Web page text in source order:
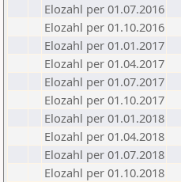
Elozahl per 01.07.2016
Elozahl per 01.10.2016
Elozahl per 01.01.2017
Elozahl per 01.04.2017
Elozahl per 01.07.2017
Elozahl per 01.10.2017
Elozahl per 01.01.2018
Elozahl per 01.04.2018
Elozahl per 01.07.2018
Elozahl per 01.10.2018